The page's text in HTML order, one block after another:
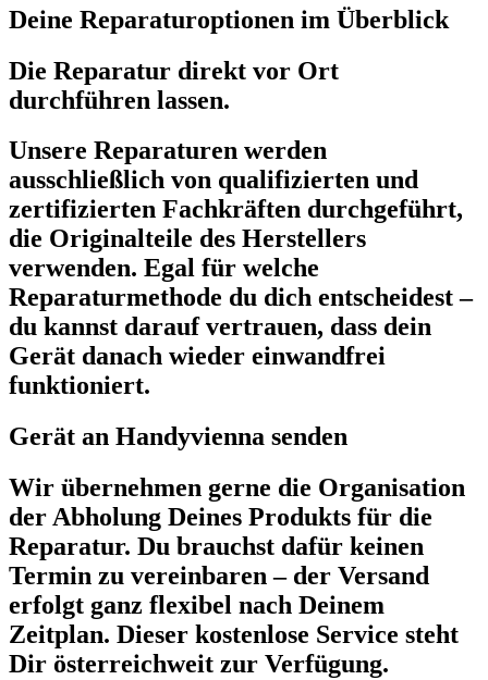
Deine Reparaturoptionen im Überblick
Die Reparatur direkt vor Ort
durchführen lassen.
Unsere Reparaturen werden
ausschließlich von qualifizierten und
zertifizierten Fachkräften durchgeführt,
die Originalteile des Herstellers
verwenden. Egal für welche
Reparaturmethode du dich entscheidest –
du kannst darauf vertrauen, dass dein
Gerät danach wieder einwandfrei
funktioniert.
Gerät an Handyvienna senden
Wir übernehmen gerne die Organisation
der Abholung Deines Produkts für die
Reparatur. Du brauchst dafür keinen
Termin zu vereinbaren – der Versand
erfolgt ganz flexibel nach Deinem
Zeitplan. Dieser kostenlose Service steht
Dir österreichweit zur Verfügung.